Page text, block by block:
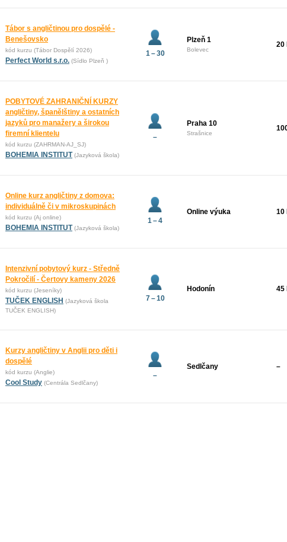
Tábor s angličtinou pro dospělé -
Benešovsko
kód kurzu (Tábor Dospělí 2026)
Perfect World s.r.o. (Sídlo Plzeň )
1 – 30
Plzeň 1
Bolevec
20
POBYTOVÉ ZAHRANIČNÍ KURZY
angličtiny, španělštiny a ostatních
jazyků pro manažery a širokou
firemní klientelu
kód kurzu (ZAHRMAN-AJ_SJ)
BOHEMIA INSTITUT (Jazyková škola)
–
Praha 10
Strašnice
Online kurz angličtiny z domova:
individuálně či v mikroskupinách
kód kurzu (Aj online)
BOHEMIA INSTITUT (Jazyková škola)
1 – 4
Online výuka 10
Intenzivní pobytový kurz - Středně
Pokročilí - Čertovy kameny 2026
kód kurzu (Jeseníky)
TUČEK ENGLISH (Jazyková škola
TUČEK ENGLISH)
7 – 10
Hodonín 45
Kurzy angličtiny v Anglii pro děti i
dospělé
kód kurzu (Anglie)
Cool Study (Centrála Sedlčany)
–
Sedlčany –